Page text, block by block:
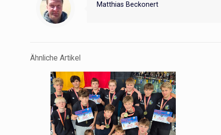
Matthias Beckonert
Ähnliche Artikel